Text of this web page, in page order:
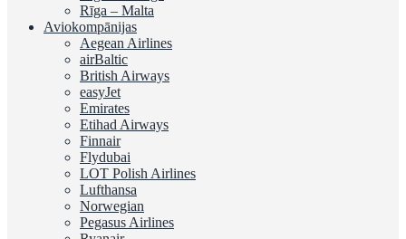
Rīga – Malta
Aviokompānijas
Aegean Airlines
airBaltic
British Airways
easyJet
Emirates
Etihad Airways
Finnair
Flydubai
LOT Polish Airlines
Lufthansa
Norwegian
Pegasus Airlines